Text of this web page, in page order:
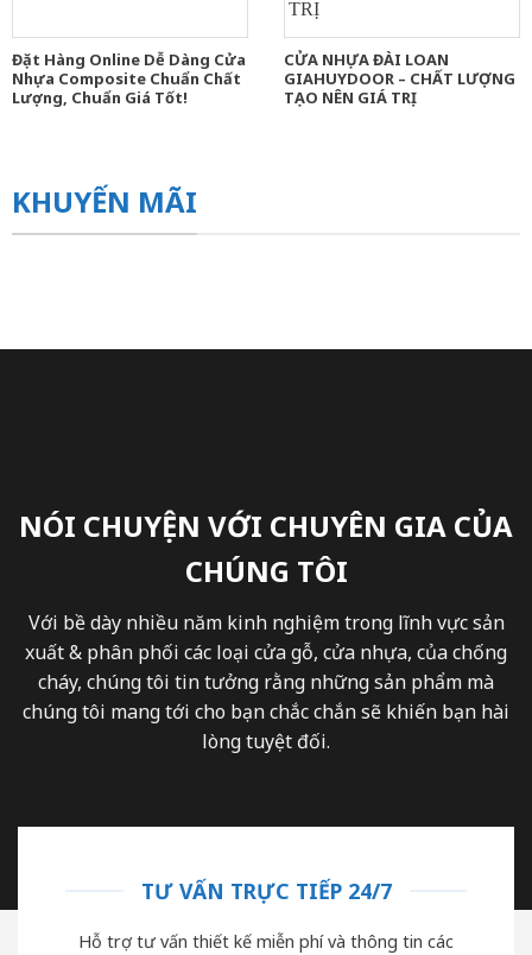
Đặt Hàng Online Dễ Dàng Cửa
Nhựa Composite Chuẩn Chất
Lượng, Chuẩn Giá Tốt!
CỬA NHỰA ĐÀI LOAN
GIAHUYDOOR – CHẤT LƯỢNG
TẠO NÊN GIÁ TRỊ
KHUYẾN MÃI
NÓI CHUYỆN VỚI CHUYÊN GIA CỦA
CHÚNG TÔI
Với bề dày nhiều năm kinh nghiệm trong lĩnh vực sản
xuất & phân phối các loại cửa gỗ, cửa nhựa, của chống
cháy, chúng tôi tin tưởng rằng những sản phẩm mà
chúng tôi mang tới cho bạn chắc chắn sẽ khiến bạn hài
lòng tuyệt đối.
TƯ VẤN TRỰC TIẾP 24/7
Hỗ trợ tư vấn thiết kế miễn phí và thông tin các